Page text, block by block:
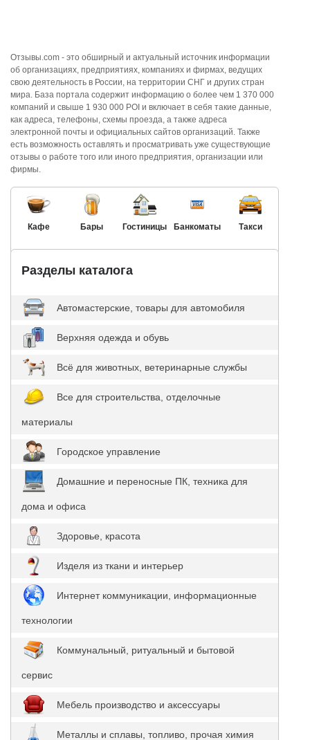
Отзывы.com - это обширный и актуальный источник информации
об организациях, предприятиях, компаниях и фирмах, ведущих
свою деятельность в России, на территории СНГ и других стран
мира. База портала содержит информацию о более чем 1 370 000
компаний и свыше 1 930 000 POI и включает в себя такие данные,
как адреса, телефоны, схемы проезда, а также адреса
электронной почты и официальных сайтов организаций. Также
есть возможность оставлять и просматривать уже существующие
отзывы о работе того или иного предприятия, организации или
фирмы.
Кафе Бары Гостиницы Банкоматы Такси
Разделы каталога
Автомастерские, товары для автомобиля
Верхняя одежда и обувь
Всё для животных, ветеринарные службы
Все для строительства, отделочные
материалы
Городское управление
Домашние и переносные ПК, техника для
дома и офиса
Здоровье, красота
Изделя из ткани и интерьер
Интернет коммуникации, информационные
технологии
Коммунальный, ритуальный и бытовой
сервис
Мебель производство и аксессуары
Металлы и сплавы, топливо, прочая химия